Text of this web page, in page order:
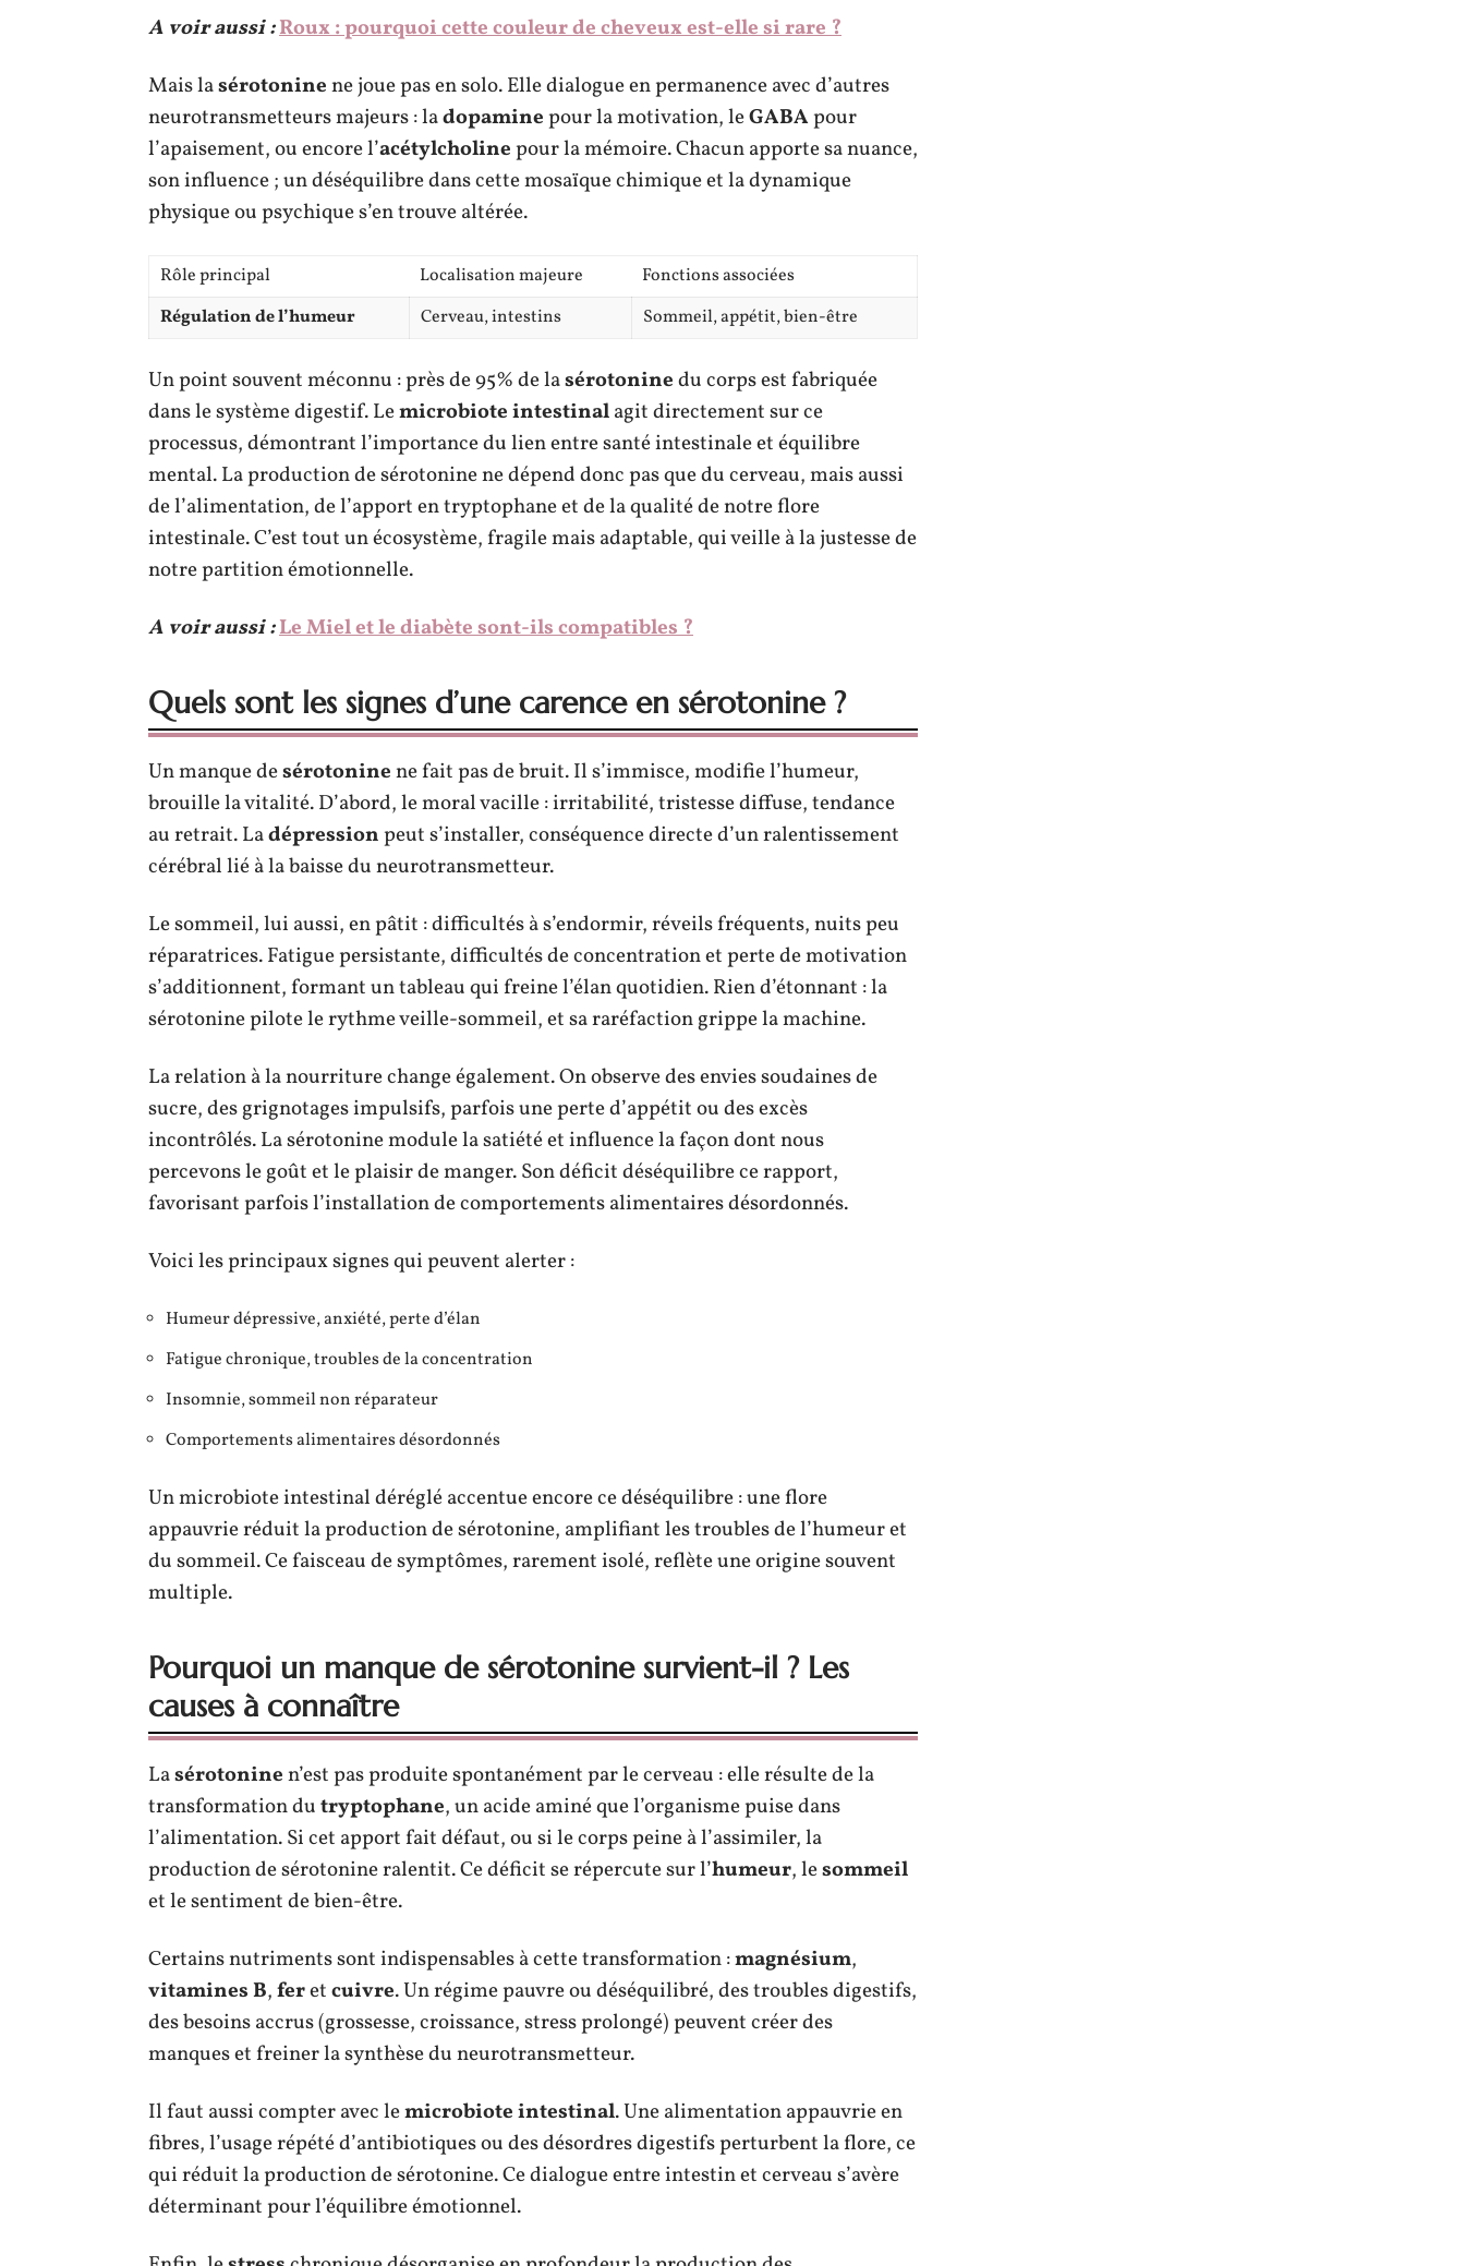
A voir aussi :Roux : pourquoi cette couleur de cheveux est-elle si rare ?
Mais lasérotoninene joue pas en solo. Elle dialogue en permanence avec d’autres
neurotransmetteurs majeurs : ladopaminepour la motivation, leGABApour
l’apaisement, ou encore l’acétylcholinepour la mémoire. Chacun apporte sa nuance,
son influence ; un déséquilibre dans cette mosaïque chimique et la dynamique
physique ou psychique s’en trouve altérée.
Rôle principal Localisation majeure
Fonctions associées
Régulation de l’humeur
Cerveau, intestins Sommeil, appétit, bien-être
Un point souvent méconnu : près de 95% de lasérotoninedu corps est fabriquée
dans le système digestif. Lemicrobiote intestinalagit directement sur ce
processus, démontrant l’importance du lien entre santé intestinale et équilibre
mental. La production de sérotonine ne dépend donc pas que du cerveau, mais aussi
de l’alimentation, de l’apport en tryptophane et de la qualité de notre flore
intestinale. C’est tout un écosystème, fragile mais adaptable, qui veille à la justesse de
notre partition émotionnelle.
A voir aussi :Le Miel et le diabète sont-ils compatibles ?
Quels sont les signes d’une carence en sérotonine ?
Un manque desérotoninene fait pas de bruit. Il s’immisce, modifie l’humeur,
brouille la vitalité. D’abord, le moral vacille : irritabilité, tristesse diffuse, tendance
au retrait. Ladépressionpeut s’installer, conséquence directe d’un ralentissement
cérébral lié à la baisse du neurotransmetteur.
Le sommeil, lui aussi, en pâtit : difficultés à s’endormir, réveils fréquents, nuits peu
réparatrices. Fatigue persistante, difficultés de concentration et perte de motivation
s’additionnent, formant un tableau qui freine l’élan quotidien. Rien d’étonnant : la
sérotonine pilote le rythme veille-sommeil, et sa raréfaction grippe la machine.
La relation à la nourriture change également. On observe des envies soudaines de
sucre, des grignotages impulsifs, parfois une perte d’appétit ou des excès
incontrôlés. La sérotonine module la satiété et influence la façon dont nous
percevons le goût et le plaisir de manger. Son déficit déséquilibre ce rapport,
favorisant parfois l’installation de comportements alimentaires désordonnés.
Voici les principaux signes qui peuvent alerter :
Humeur dépressive, anxiété, perte d’élan
Fatigue chronique, troubles de la concentration
Insomnie, sommeil non réparateur
Comportements alimentaires désordonnés
Un microbiote intestinal déréglé accentue encore ce déséquilibre : une flore
appauvrie réduit la production de sérotonine, amplifiant les troubles de l’humeur et
du sommeil. Ce faisceau de symptômes, rarement isolé, reflète une origine souvent
multiple.
Pourquoi un manque de sérotonine survient-il ? Les
causes à connaître
Lasérotoninen’est pas produite spontanément par le cerveau : elle résulte de la
transformation dutryptophane, un acide aminé que l’organisme puise dans
l’alimentation. Si cet apport fait défaut, ou si le corps peine à l’assimiler, la
production de sérotonine ralentit. Ce déficit se répercute sur l’humeur, lesommeil
et le sentiment de bien-être.
Certains nutriments sont indispensables à cette transformation :magnésium,
vitamines B,feretcuivre. Un régime pauvre ou déséquilibré, des troubles digestifs,
des besoins accrus (grossesse, croissance, stress prolongé) peuvent créer des
manques et freiner la synthèse du neurotransmetteur.
Il faut aussi compter avec lemicrobiote intestinal. Une alimentation appauvrie en
fibres, l’usage répété d’antibiotiques ou des désordres digestifs perturbent la flore, ce
qui réduit la production de sérotonine. Ce dialogue entre intestin et cerveau s’avère
déterminant pour l’équilibre émotionnel.